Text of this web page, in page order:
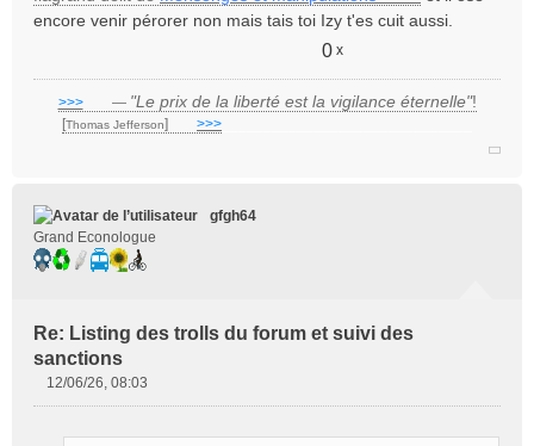
encore venir pérorer non mais tais toi Izy t'es cuit aussi.
0 x
>>>___ — "Le prix de la liberté est la vigilance éternelle"!
[Thomas Jefferson] >>>
gfgh64
Grand Econologue
Re: Listing des trolls du forum et suivi des
sanctions
12/06/26, 08:03